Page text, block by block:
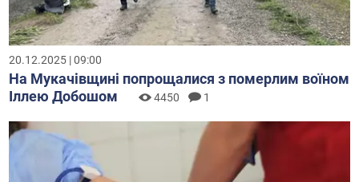
20.12.2025 | 09:00
На Мукачівщині попрощалися з померлим воїном
Іллею Добошом
4450 1